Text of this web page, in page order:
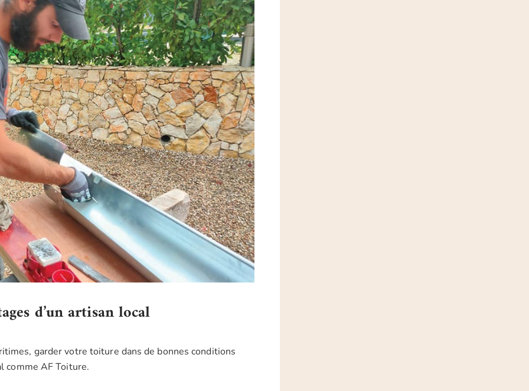
d’un artisan local
garder votre toiture dans de bonnes conditions
comme AF Toiture.